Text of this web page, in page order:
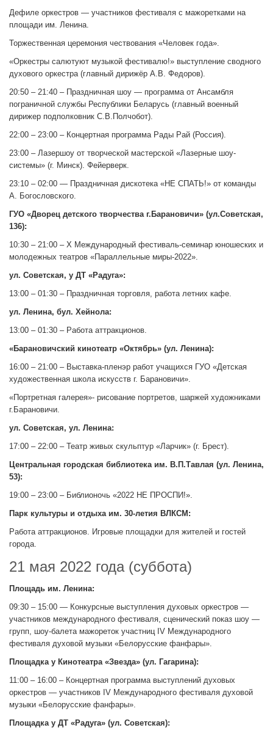
Дефиле оркестров — участников фестиваля с мажоретками на
площади им. Ленина.
Торжественная церемония чествования «Человек года».
«Оркестры салютуют музыкой фестивалю!» выступление сводного
духового оркестра (главный дирижёр А.В. Федоров).
20:50 – 21:40 – Праздничная шоу — программа от Ансамбля
пограничной службы Республики Беларусь (главный военный
дирижер подполковник С.В.Полчобот).
22:00 – 23:00 – Концертная программа Рады Рай (Россия).
23:00 – Лазершоу от творческой мастерской «Лазерные шоу-
системы» (г. Минск). Фейерверк.
23:10 – 02:00 — Праздничная дискотека «НE СПАТЬ!» от команды
А. Богословского.
ГУО «Дворец детского творчества г.Барановичи» (ул.Советская,
136):
10:30 – 21:00 – Х Международный фестиваль-семинар юношеских и
молодежных театров «Параллельные миры-2022».
ул. Советская, у ДТ «Радуга»:
13:00 – 01:30 – Праздничная торговля, работа летних кафе.
ул. Ленина, бул. Хейнола:
13:00 – 01:30 – Работа аттракционов.
«Барановичский кинотеатр «Октябрь» (ул. Ленина):
16:00 – 21:00 – Выставка-пленэр работ учащихся ГУО «Детская
художественная школа искусств г. Барановичи».
«Портретная галерея»- рисование портретов, шаржей художниками
г.Барановичи.
ул. Советская, ул. Ленина:
17:00 – 22:00 – Театр живых скульптур «Ларчик» (г. Брест).
Центральная городская библиотека им. В.П.Тавлая (ул. Ленина,
53):
19:00 – 23:00 – Библионочь «2022 НЕ ПРОСПИ!».
Парк культуры и отдыха им. 30-летия ВЛКСМ:
Работа аттракционов. Игровые площадки для жителей и гостей
города.
21 мая 2022 года (суббота)
Площадь им. Ленина:
09:30 – 15:00 — Конкурсные выступления духовых оркестров —
участников международного фестиваля, сценический показ шоу —
групп, шоу-балета мажореток участниц IV Международного
фестиваля духовой музыки «Белорусские фанфары».
Площадка у Кинотеатра «Звезда» (ул. Гагарина):
11:00 – 16:00 – Концертная программа выступлений духовых
оркестров — участников IV Международного фестиваля духовой
музыки «Белорусские фанфары».
Площадка у ДТ «Радуга» (ул. Советская):